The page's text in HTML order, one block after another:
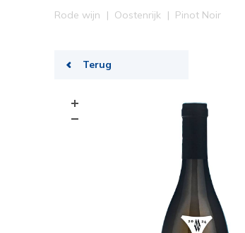
Rode wijn Oostenrijk Pinot Noir
Terug